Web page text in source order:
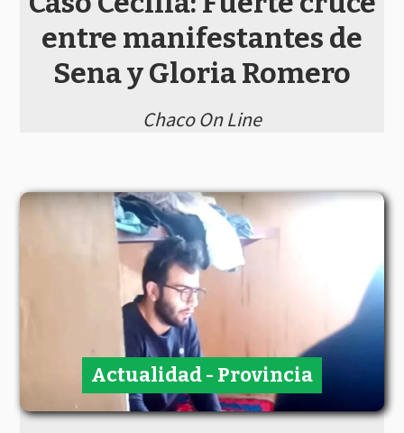
entre manifestantes de
Sena y Gloria Romero
Chaco On Line
Actualidad - Provincia